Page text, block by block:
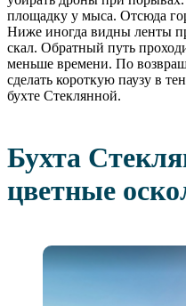
площадку у мыса. Отсюда
Ниже иногда видны ленты
скал. Обратный путь
меньше времени. По
сделать короткую паузу в
бухте Стеклянной.
Бухта
цветные